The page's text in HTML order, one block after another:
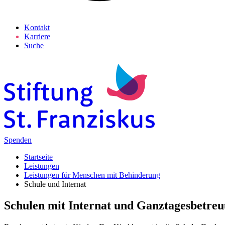
Kontakt
Karriere
Suche
Spenden
Startseite
Leistungen
Leistungen für Menschen mit Behinderung
Schule und Internat
Schulen mit Internat und